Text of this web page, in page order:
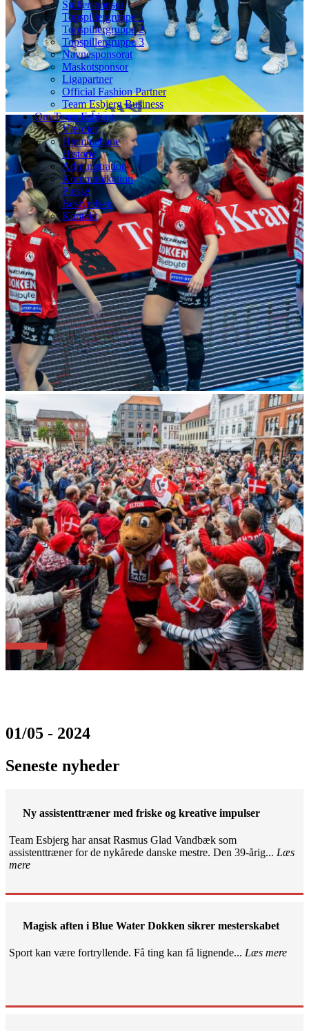
Spillersponsor
Topspillergruppe 1
Topspillergruppe 2
Topspillergruppe 3
Navnesponsorat
Maskotsponsor
Ligapartner
Official Fashion Partner
Team Esbjerg Business
Om Team Esbjerg
Værdier
Hjemmebane
Historie
Administration
Kommunikation
Presse
Bestyrelsen
Kontakt
01/05 - 2024
Seneste nyheder
Ny assistenttræner med friske og kreative impulser
Team Esbjerg har ansat Rasmus Glad Vandbæk som
assistenttræner for de nykårede danske mestre. Den 39-årig... Læs
mere
Magisk aften i Blue Water Dokken sikrer mesterskabet
Sport kan være fortryllende. Få ting kan få lignende... Læs mere